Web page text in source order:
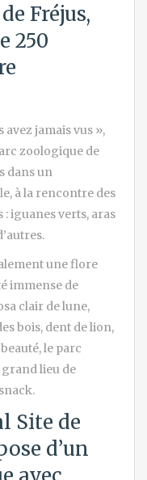
Fréjus,
250
avez jamais vus »,
zoologique de
dans un
à la rencontre des
: iguanes verts, aras
une flore
immense de
clair de lune,
bois, dent de lion,
le parc
lieu de
Site de
d’un